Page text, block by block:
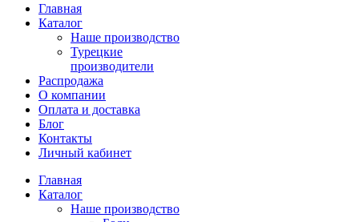
Главная
Каталог
Наше производство
Турецкие
производители
Распродажа
О компании
Оплата и доставка
Блог
Контакты
Личный кабинет
Главная
Каталог
Наше производство